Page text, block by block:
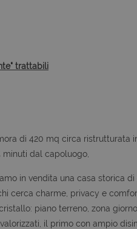
trattabili
di 420 mq circa ristrutturata
dal capoluogo,
in vendita una casa storica di
cerca charme, privacy e
piano terreno, zona
il primo con ampio